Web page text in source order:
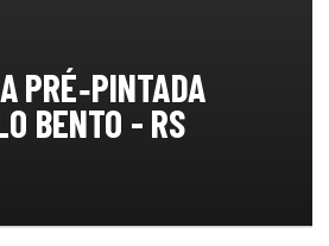
PRÉ‑PINTADA
BENTO - RS